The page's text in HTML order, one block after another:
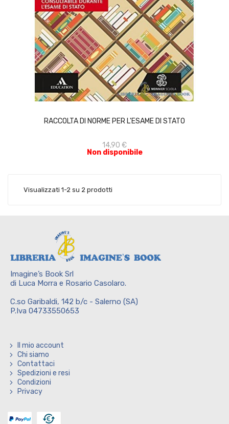
RACCOLTA DI NORME PER L'ESAME DI STATO
14,90 €
Non disponibile
ACQUISTA
Visualizzati 1-2 su 2 prodotti
Imagine’s Book Srl
di Luca Morra e Rosario Casolaro.
C.so Garibaldi, 142 b/c - Salerno (SA)
P.Iva 04733550653
Il mio account
Chi siamo
Contattaci
Spedizioni e resi
Condizioni
Privacy